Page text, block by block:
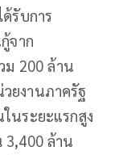
ด้รับการ
จาก
ม 200 ล้าน
ยงานภาครัฐ
ในระยะแรกสูง
ล้าน